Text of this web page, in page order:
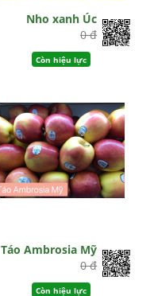
Nho xanh Úc
0 đ
Còn hiệu lực
Táo Ambrosia Mỹ
0 đ
Còn hiệu lực